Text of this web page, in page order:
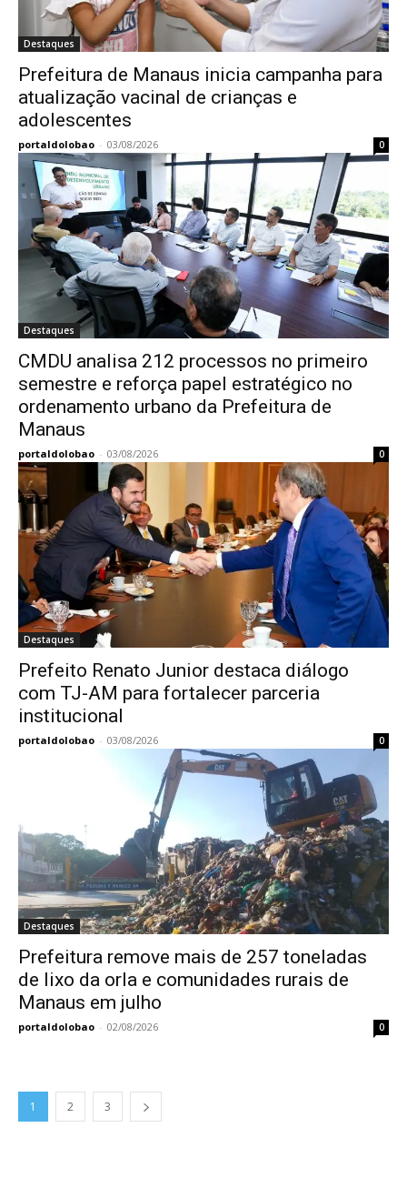
Destaques
Prefeitura de Manaus inicia campanha para
atualização vacinal de crianças e
adolescentes
portaldolobao - 03/08/2026 0
Destaques
CMDU analisa 212 processos no primeiro
semestre e reforça papel estratégico no
ordenamento urbano da Prefeitura de
Manaus
portaldolobao - 03/08/2026 0
Destaques
Prefeito Renato Junior destaca diálogo
com TJ-AM para fortalecer parceria
institucional
portaldolobao - 03/08/2026 0
Destaques
Prefeitura remove mais de 257 toneladas
de lixo da orla e comunidades rurais de
Manaus em julho
portaldolobao - 02/08/2026 0
1 2 3